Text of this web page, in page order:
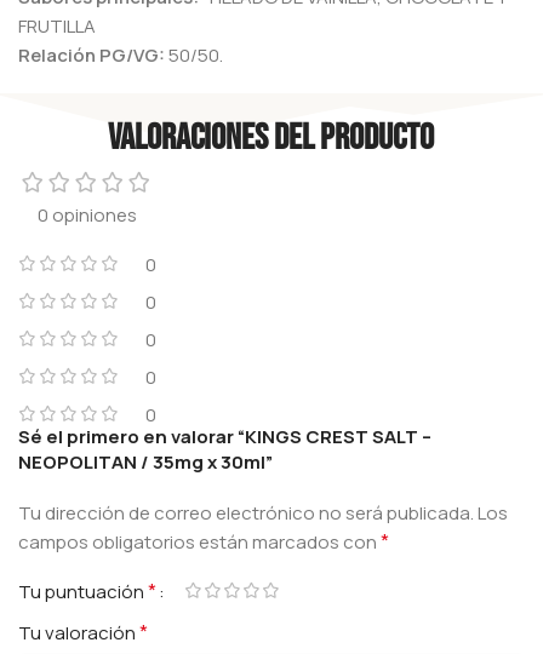
FRUTILLA
Relación PG/VG:50/50.
Valoraciones del producto
0 opiniones
0
0
0
0
0
Sé el primero en valorar “KINGS CREST SALT –
NEOPOLITAN / 35mg x 30ml”
Tu dirección de correo electrónico no será publicada.Los
campos obligatorios están marcados con*
Tu puntuación*
Tu valoración*